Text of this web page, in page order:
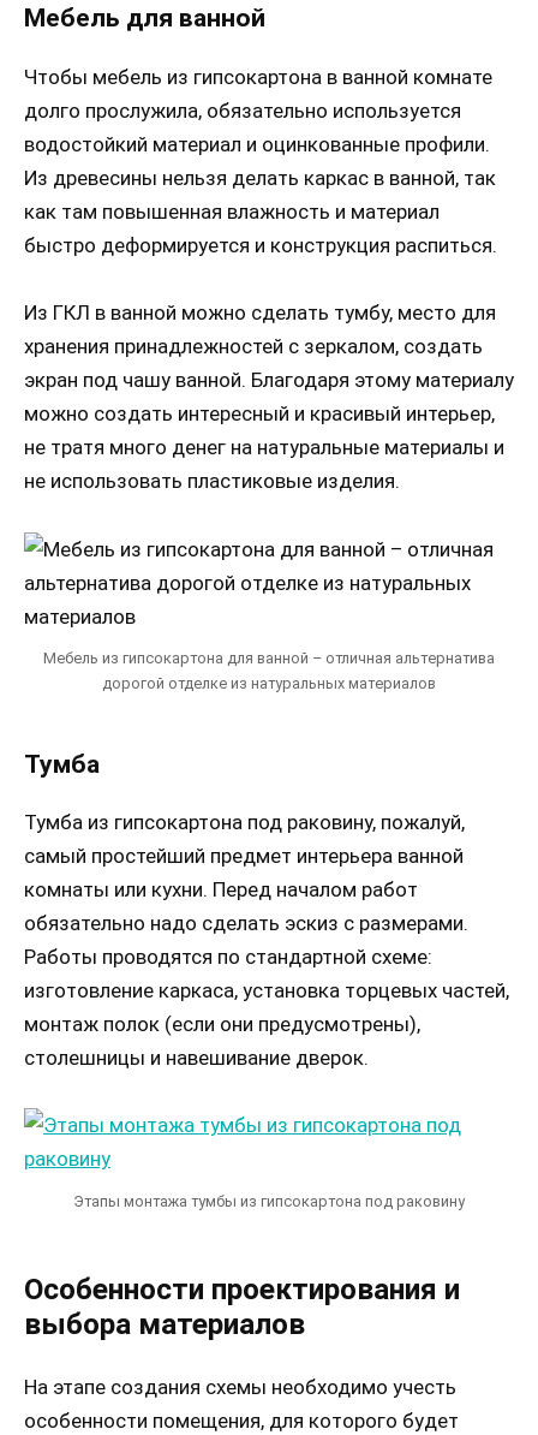
Мебель для ванной
Чтобы мебель из гипсокартона в ванной комнате
долго прослужила, обязательно используется
водостойкий материал и оцинкованные профили.
Из древесины нельзя делать каркас в ванной, так
как там повышенная влажность и материал
быстро деформируется и конструкция распиться.
Из ГКЛ в ванной можно сделать тумбу, место для
хранения принадлежностей с зеркалом, создать
экран под чашу ванной. Благодаря этому материалу
можно создать интересный и красивый интерьер,
не тратя много денег на натуральные материалы и
не использовать пластиковые изделия.
Мебель из гипсокартона для ванной – отличная альтернатива
дорогой отделке из натуральных материалов
Тумба
Тумба из гипсокартона под раковину, пожалуй,
самый простейший предмет интерьера ванной
комнаты или кухни. Перед началом работ
обязательно надо сделать эскиз с размерами.
Работы проводятся по стандартной схеме:
изготовление каркаса, установка торцевых частей,
монтаж полок (если они предусмотрены),
столешницы и навешивание дверок.
Этапы монтажа тумбы из гипсокартона под раковину
Особенности проектирования и
выбора материалов
На этапе создания схемы необходимо учесть
особенности помещения, для которого будет